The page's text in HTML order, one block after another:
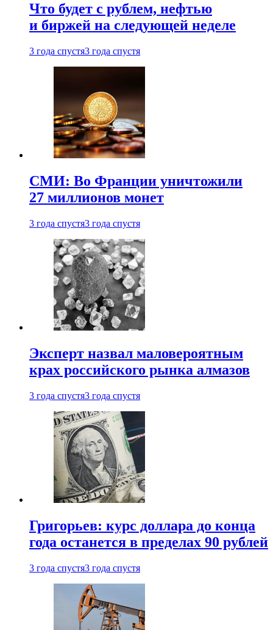
Что будет с рублем, нефтью
и биржей на следующей неделе
3 года спустя3 года спустя
СМИ: Во Франции уничтожили
27 миллионов монет
3 года спустя3 года спустя
Эксперт назвал маловероятным
крах российского рынка алмазов
3 года спустя3 года спустя
Григорьев: курс доллара до конца
года останется в пределах 90 рублей
3 года спустя3 года спустя